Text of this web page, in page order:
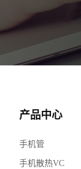
产品中心
手机管
手机散热VC